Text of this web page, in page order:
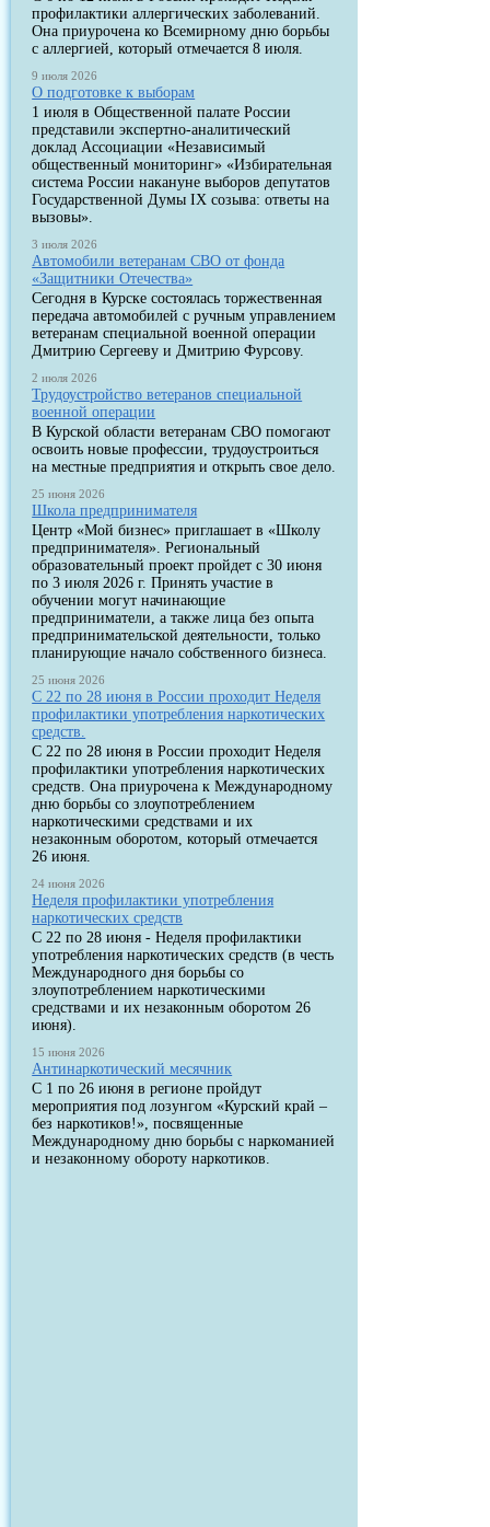
профилактики аллергических заболеваний.
Она приурочена ко Всемирному дню борьбы
с аллергией, который отмечается 8 июля.
9 июля 2026
О подготовке к выборам
1 июля в Общественной палате России
представили экспертно-аналитический
доклад Ассоциации «Независимый
общественный мониторинг» «Избирательная
система России накануне выборов депутатов
Государственной Думы IX созыва: ответы на
вызовы».
3 июля 2026
Автомобили ветеранам СВО от фонда
«Защитники Отечества»
Сегодня в Курске состоялась торжественная
передача автомобилей с ручным управлением
ветеранам специальной военной операции
Дмитрию Сергееву и Дмитрию Фурсову.
2 июля 2026
Трудоустройство ветеранов специальной
военной операции
В Курской области ветеранам СВО помогают
освоить новые профессии, трудоустроиться
на местные предприятия и открыть свое дело.
25 июня 2026
Школа предпринимателя
Центр «Мой бизнес» приглашает в «Школу
предпринимателя». Региональный
образовательный проект пройдет с 30 июня
по 3 июля 2026 г. Принять участие в
обучении могут начинающие
предприниматели, а также лица без опыта
предпринимательской деятельности, только
планирующие начало собственного бизнеса.
25 июня 2026
С 22 по 28 июня в России проходит Неделя
профилактики употребления наркотических
средств.
С 22 по 28 июня в России проходит Неделя
профилактики употребления наркотических
средств. Она приурочена к Международному
дню борьбы со злоупотреблением
наркотическими средствами и их
незаконным оборотом, который отмечается
26 июня.
24 июня 2026
Неделя профилактики употребления
наркотических средств
С 22 по 28 июня - Неделя профилактики
употребления наркотических средств (в честь
Международного дня борьбы со
злоупотреблением наркотическими
средствами и их незаконным оборотом 26
июня).
15 июня 2026
Антинаркотический месячник
С 1 по 26 июня в регионе пройдут
мероприятия под лозунгом «Курский край –
без наркотиков!», посвященные
Международному дню борьбы с наркоманией
и незаконному обороту наркотиков.